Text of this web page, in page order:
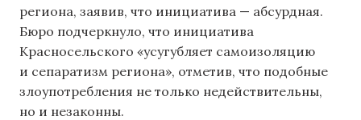
региона, заявив, что инициатива — абсурдная.
Бюро подчеркнуло, что инициатива
Красносельского «усугубляет самоизоляцию
и сепаратизм региона», отметив, что подобные
злоупотребления не только недействительны,
но и незаконны.